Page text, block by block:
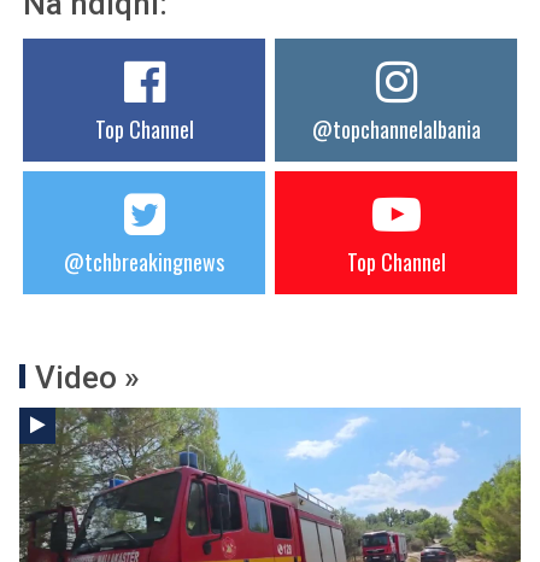
Top Channel @topchannelalbania
@tchbreakingnews Top Channel
Video »